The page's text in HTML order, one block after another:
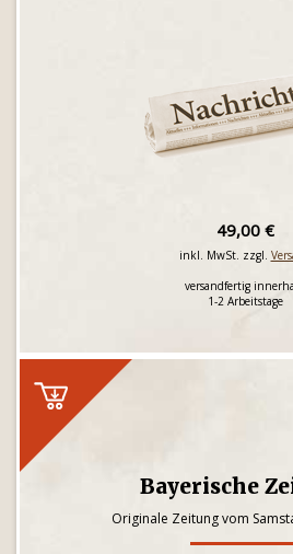
49,00 €
inkl. MwSt. zzgl.
versandfertig
1-2 Arbeitstage
Bayerische
Originale Zeitung vom